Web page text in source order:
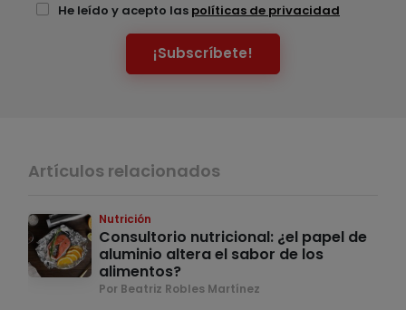
He leído y acepto las políticas de privacidad
¡Subscríbete!
Artículos relacionados
Nutrición
Consultorio nutricional: ¿el papel de
aluminio altera el sabor de los
alimentos?
Por Beatriz Robles Martínez